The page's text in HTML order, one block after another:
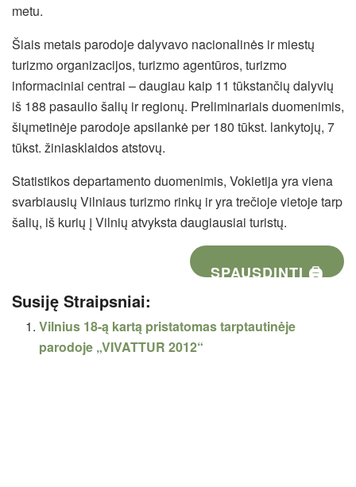
metu.
Šiais metais parodoje dalyvavo nacionalinės ir miestų
turizmo organizacijos, turizmo agentūros, turizmo
informaciniai centrai – daugiau kaip 11 tūkstančių dalyvių
iš 188 pasaulio šalių ir regionų. Preliminariais duomenimis,
šiųmetinėje parodoje apsilankė per 180 tūkst. lankytojų, 7
tūkst. žiniasklaidos atstovų.
Statistikos departamento duomenimis, Vokietija yra viena
svarbiausių Vilniaus turizmo rinkų ir yra trečioje vietoje tarp
šalių, iš kurių į Vilnių atvyksta daugiausiai turistų.
SPAUSDINTI 🖨
Susiję Straipsniai:
Vilnius 18-ą kartą pristatomas tarptautinėje
parodoje „VIVATTUR 2012“